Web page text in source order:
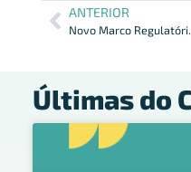
ANTERIOR
Novo Marco
Últimas do